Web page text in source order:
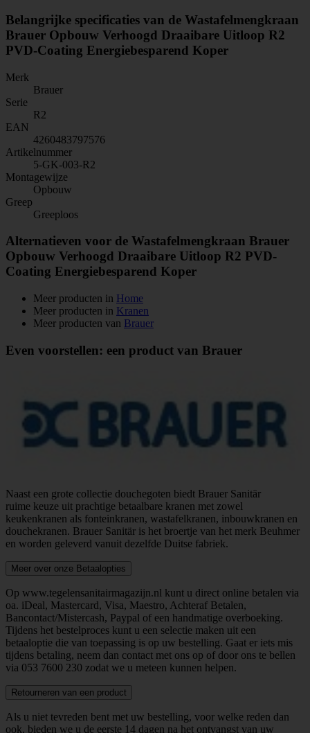
Belangrijke specificaties van de Wastafelmengkraan
Brauer Opbouw Verhoogd Draaibare Uitloop R2
PVD-Coating Energiebesparend Koper
Merk
Brauer
Serie
R2
EAN
4260483797576
Artikelnummer
5-GK-003-R2
Montagewijze
Opbouw
Greep
Greeploos
Alternatieven voor de Wastafelmengkraan Brauer
Opbouw Verhoogd Draaibare Uitloop R2 PVD-
Coating Energiebesparend Koper
Meer producten in Home
Meer producten in Kranen
Meer producten van Brauer
Even voorstellen: een product van Brauer
Naast een grote collectie douchegoten biedt Brauer Sanitär
ruime keuze uit prachtige betaalbare kranen met zowel
keukenkranen als fonteinkranen, wastafelkranen, inbouwkranen en
douchekranen. Brauer Sanitär is het broertje van het merk Beuhmer
en worden geleverd vanuit dezelfde Duitse fabriek.
Meer over onze Betaalopties
Op www.tegelensanitairmagazijn.nl kunt u direct online betalen via
oa. iDeal, Mastercard, Visa, Maestro, Achteraf Betalen,
Bancontact/Mistercash, Paypal of een handmatige overboeking.
Tijdens het bestelproces kunt u een selectie maken uit een
betaaloptie die van toepassing is op uw bestelling. Gaat er iets mis
tijdens betaling, neem dan contact met ons op of door ons te bellen
via 053 7600 230 zodat we u meteen kunnen helpen.
Retourneren van een product
Als u niet tevreden bent met uw bestelling, voor welke reden dan
ook, bieden we u de eerste 14 dagen na het ontvangst van uw